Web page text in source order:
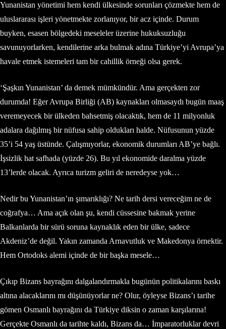
Yunanistan yönetimi hem kendi ülkesinde sorunları çözmekte hem de
uluslararası işleri yönetmekte zorlanıyor, bir acz içinde. Durum
buyken, esasen bölgedeki meseleler üzerine hukuksuzluğu
savunuyorlarken, kendilerine arka bulmak adına Türkiye’yi Avrupa’ya
havale etmek istemeleri tam bir cahillik örneği olsa gerek.
‘Şaşkın Yunanistan’ da demek mümkündür. Ama gerçekten zor
durumda! Eğer Avrupa Birliği (AB) kaynakları olmasaydı bugün maaş
veremeyecek bir ülkeden bahsetmiş olacaktık, hem de 11 milyonluk
adalara dağılmış bir nüfusa sahip oldukları halde. Nüfusunun yüzde
35’i 54 yaş üstünde. Çalışmıyorlar, ekonomik durumları AB’ye bağlı.
İşsizlik hat safhada (yüzde 26). Bu yıl ekonomide daralma yüzde
13’lerde olacak. Ayrıca turizm geliri de neredeyse yok…
Nedir bu Yunanistan’ın şımarıklığı? Ne tarih dersi vereceğim ne de
coğrafya… Ama açık olan şu, kendi cüssesine bakmak yerine
Balkanlarda bir sürü soruna kaynaklık eden bir ülke, sadece
Akdeniz’de değil. Yakın zamanda Arnavutluk ve Makedonya örnektir.
Hem Ortodoks alemi içinde de bir başka mesele…
Çıkıp Bizans bayrağını dalgalandırmakla bugünün politikalarını baskı
altına alacaklarını mı düşünüyorlar ne? Olur, öyleyse Bizans’ı tarihe
gömen Osmanlı bayrağını da Türkiye diksin o zaman karşılarına!
Gerçekte Osmanlı da tarihte kaldı, Bizans da… İmparatorluklar devri